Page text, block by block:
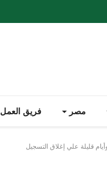
مصر فريق العمل
قليلة علي إغلاق التسجيل